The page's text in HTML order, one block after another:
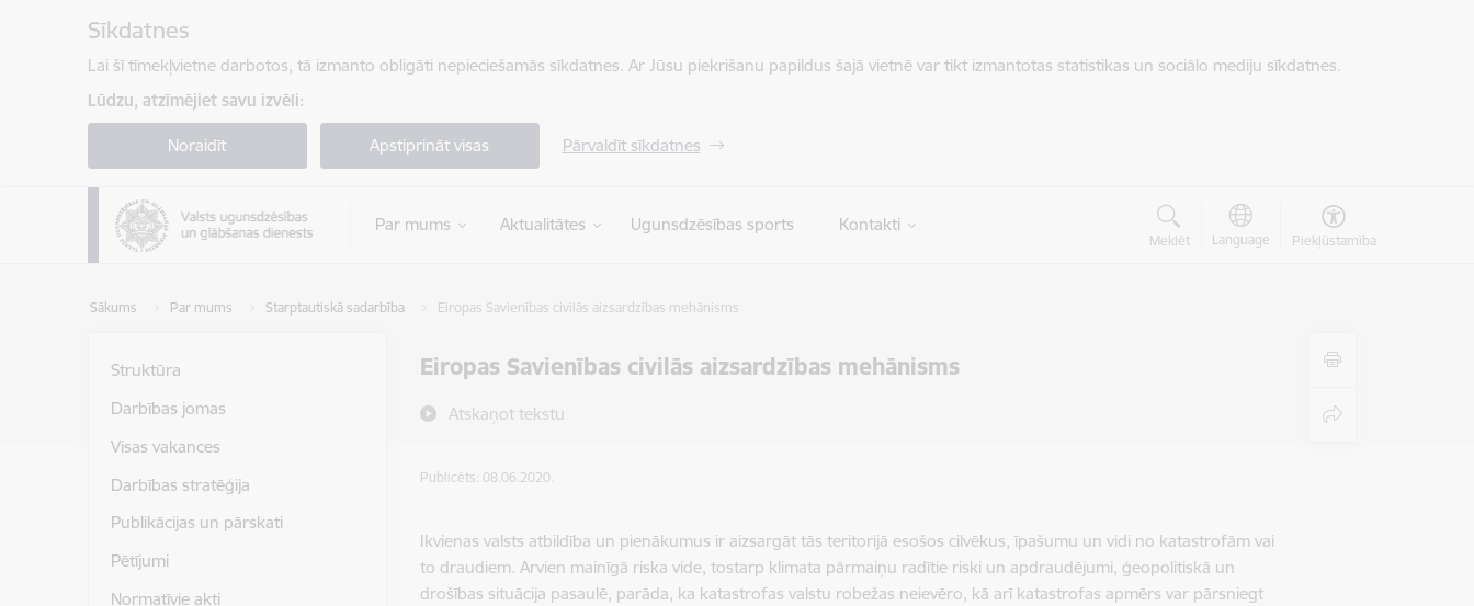
Sīkdatnes
Lai šī tīmekļvietne darbotos, tā izmanto obligāti nepieciešamās sīkdatnes. Ar Jūsu piekrišanu papildus šajā vietnē var tikt izmantotas statistikas un sociālo mediju sīkdatnes.
Lūdzu, atzīmējiet savu izvēli:
Noraidīt Apstiprināt visas Pārvaldīt sīkdatnes
Par mums Aktualitātes Ugunsdzēsības sports Kontakti
Meklēt Language Piekļūstamība
Sākums Par mums Starptautiskā sadarbība Eiropas Savienības civilās aizsardzības mehānisms
Eiropas Savienības civilās aizsardzības mehānisms
Atskaņot tekstu
Struktūra
Darbības jomas
Visas vakances
Darbības stratēģija
Publikācijas un pārskati
Pētījumi
Normatīvie akti
Publicēts: 08.06.2020.
Ikvienas valsts atbildība un pienākumus ir aizsargāt tās teritorijā esošos cilvēkus, īpašumu un vidi no katastrofām vai
to draudiem. Arvien mainīgā riska vide, tostarp klimata pārmaiņu radītie riski un apdraudējumi, ģeopolitiskā un
drošības situācija pasaulē, parāda, ka katastrofas valstu robežas neievēro, kā arī katastrofas apmērs var pārsniegt